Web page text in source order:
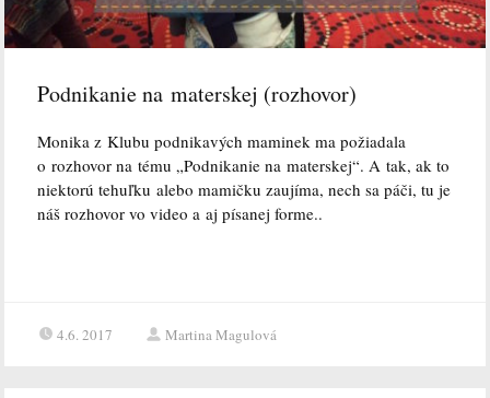
Podnikanie na materskej (rozhovor)
Monika z Klubu podnikavých maminek ma požiadala
o rozhovor na tému „Podnikanie na materskej“. A tak, ak to
niektorú tehuľku alebo mamičku zaujíma, nech sa páči, tu je
náš rozhovor vo video a aj písanej forme..
4.6. 2017 Martina Magulová